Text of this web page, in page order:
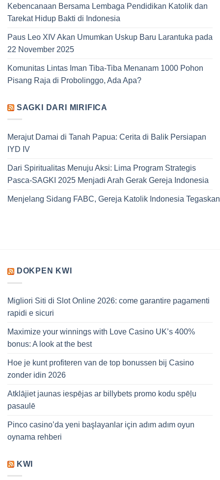
Kebencanaan Bersama Lembaga Pendidikan Katolik dan
Tarekat Hidup Bakti di Indonesia
Paus Leo XIV Akan Umumkan Uskup Baru Larantuka pada
22 November 2025
Komunitas Lintas Iman Tiba-Tiba Menanam 1000 Pohon
Pisang Raja di Probolinggo, Ada Apa?
SAGKI DARI MIRIFICA
Merajut Damai di Tanah Papua: Cerita di Balik Persiapan
IYD IV
Dari Spiritualitas Menuju Aksi: Lima Program Strategis
Pasca-SAGKI 2025 Menjadi Arah Gerak Gereja Indonesia
Menjelang Sidang FABC, Gereja Katolik Indonesia
DOKPEN KWI
Migliori Siti di Slot Online 2026: come garantire pagamenti
rapidi e sicuri
Maximize your winnings with Love Casino UK’s 400%
bonus: A look at the best
Hoe je kunt profiteren van de top bonussen bij Casino
zonder idin 2026
Atklājiet jaunas iespējas ar billybets promo kodu spēļu
pasaulē
Pinco casino’da yeni başlayanlar için adım adım oyun
oynama rehberi
KWI